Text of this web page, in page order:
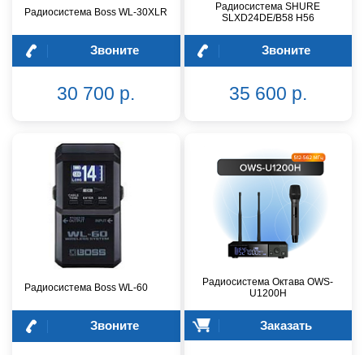
Радиосистема Boss WL-30XLR
Звоните
30 700 р.
Радиосистема SHURE
SLXD24DE/B58 H56
Звоните
35 600 р.
Радиосистема Boss WL-60
Звоните
Радиосистема Октава OWS-
U1200H
Заказать